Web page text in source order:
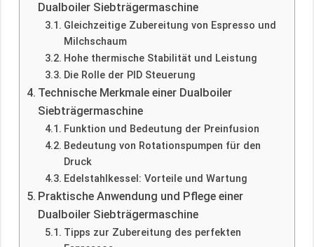
Dualboiler Siebträgermaschine
Gleichzeitige Zubereitung von Espresso und
Milchschaum
Hohe thermische Stabilität und Leistung
Die Rolle der PID Steuerung
Technische Merkmale einer Dualboiler
Siebträgermaschine
Funktion und Bedeutung der Preinfusion
Bedeutung von Rotationspumpen für den
Druck
Edelstahlkessel: Vorteile und Wartung
Praktische Anwendung und Pflege einer
Dualboiler Siebträgermaschine
Tipps zur Zubereitung des perfekten